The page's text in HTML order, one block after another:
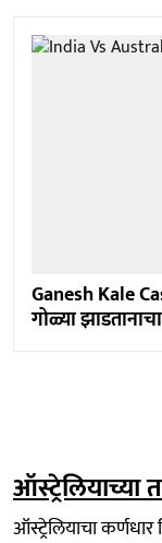
Ganesh Kale
गोळ्या
ऑस्ट्रेलियाचा